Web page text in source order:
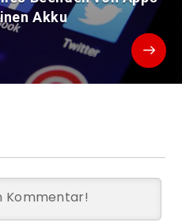
Akku